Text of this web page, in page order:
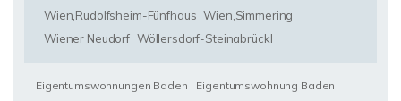
Wien,Rudolfsheim-Fünfhaus Wien,Simmering
Wiener Neudorf Wöllersdorf-Steinabrückl
Eigentumswohnungen Baden
Eigentumswohnung Baden